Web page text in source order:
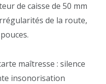
de caisse de 50 mm
de la route,
maîtresse : silence
insonorisation